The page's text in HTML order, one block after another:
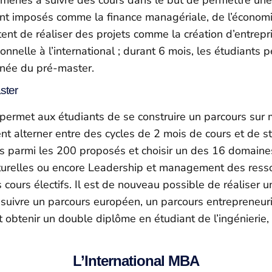
imposés comme la finance managériale, de
de réaliser des projets comme la création
à l’international ; durant 6 mois, les étudiants
du pré-master.
aux étudiants de se construire un parcours
alterner entre des cycles de 2 mois de cours et de
parmi les 200 proposés et choisir un des 16
ou encore Leadership et management des
électifs. Il est de nouveau possible de réaliser
un parcours européen, un parcours
un double diplôme en étudiant de
L’International MBA